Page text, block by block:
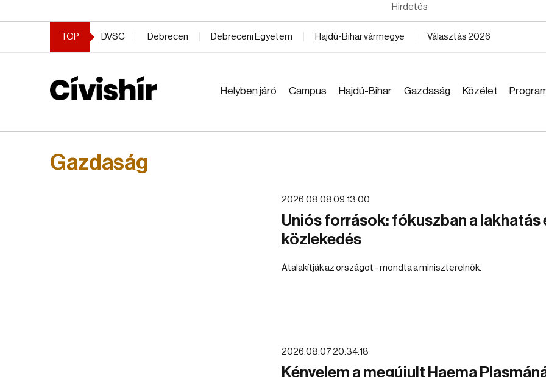
Hirdetés
TOP DVSC Debrecen Debreceni Egyetem Hajdú-Bihar vármegye Választás 2026
Helyben járó Campus Hajdú-Bihar Gazdaság Közélet
Gazdaság
2026.08.08 09:13:00
Uniós források: fókuszban a lakhatás
közlekedés
Átalakítják az országot - mondta a miniszterelnök.
2026.08.07 20:34:18
Kényelem a megújult Haema